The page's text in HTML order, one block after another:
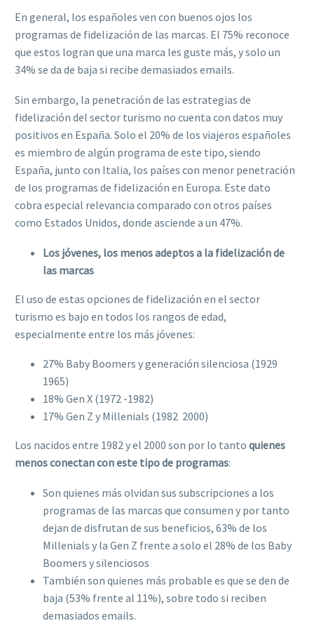
En general, los españoles ven con buenos ojos los
programas de fidelización de las marcas. El 75% reconoce
que estos logran que una marca les guste más, y solo un
34% se da de baja si recibe demasiados emails.
Sin embargo, la penetración de las estrategias de
fidelización del sector turismo no cuenta con datos muy
positivos en España. Solo el 20% de los viajeros españoles
es miembro de algún programa de este tipo, siendo
España, junto con Italia, los países con menor penetración
de los programas de fidelización en Europa. Este dato
cobra especial relevancia comparado con otros países
como Estados Unidos, donde asciende a un 47%.
Los jóvenes, los menos adeptos a la fidelización de
las marcas
El uso de estas opciones de fidelización en el sector
turismo es bajo en todos los rangos de edad,
especialmente entre los más jóvenes:
27% Baby Boomers y generación silenciosa (1929 
1965)
18% Gen X (1972 -1982)
17% Gen Z y Millenials (1982  2000)
Los nacidos entre 1982 y el 2000 son por lo tanto quienes
menos conectan con este tipo de programas:
Son quienes más olvidan sus subscripciones a los
programas de las marcas que consumen y por tanto
dejan de disfrutan de sus beneficios, 63% de los
Millenials y la Gen Z frente a solo el 28% de los Baby
Boomers y silenciosos
También son quienes más probable es que se den de
baja (53% frente al 11%), sobre todo si reciben
demasiados emails.